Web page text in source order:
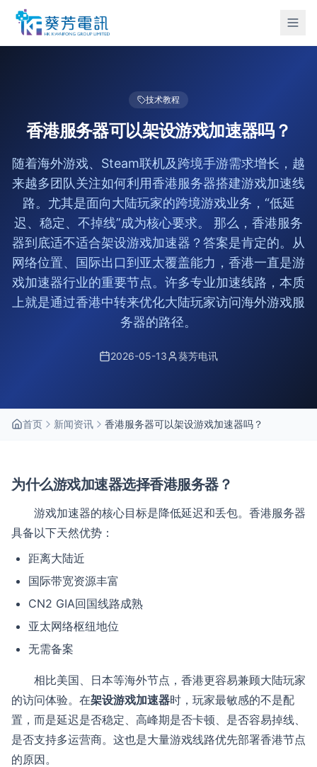
技术教程
香港服务器可以架设游戏加速器吗？
随着海外游戏、Steam联机及跨境手游需求增长，越
来越多团队关注如何利用香港服务器搭建游戏加速线
路。尤其是面向大陆玩家的跨境游戏业务，“低延
迟、稳定、不掉线”成为核心要求。 那么，香港服务
器到底适不适合架设游戏加速器？答案是肯定的。从
网络位置、国际出口到亚太覆盖能力，香港一直是游
戏加速器行业的重要节点。许多专业加速线路，本质
上就是通过香港中转来优化大陆玩家访问海外游戏服
务器的路径。
2026-05-13 葵芳电讯
首页 新闻资讯 香港服务器可以架设游戏加速器吗？
为什么游戏加速器选择香港服务器？
游戏加速器的核心目标是降低延迟和丢包。香港服务器
具备以下天然优势：
距离大陆近
国际带宽资源丰富
CN2 GIA回国线路成熟
亚太网络枢纽地位
无需备案
相比美国、日本等海外节点，香港更容易兼顾大陆玩家
的访问体验。在架设游戏加速器时，玩家最敏感的不是配
置，而是延迟是否稳定、高峰期是否卡顿、是否容易掉线、
是否支持多运营商。这也是大量游戏线路优先部署香港节点
的原因。